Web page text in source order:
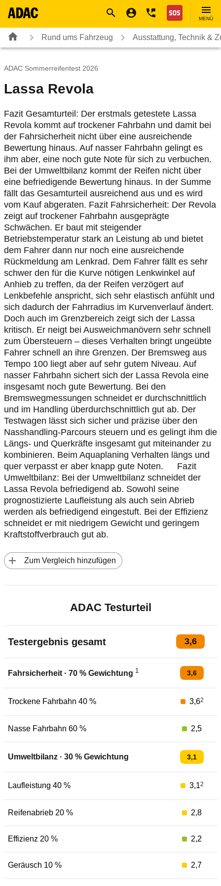
Nothilfe
MENÜ
Rund ums Fahrzeug Ausstattung, Technik &
ADAC Sommerreifentest 2026
Lassa Revola
Zum Vergleich hinzufügen
Fazit Gesamturteil: Der erstmals getestete Lassa
Revola kommt auf trockener Fahrbahn und damit bei
der Fahrsicherheit nicht über eine ausreichende
Bewertung hinaus. Auf nasser Fahrbahn gelingt es
ihm aber, eine noch gute Note für sich zu verbuchen.
Bei der Umweltbilanz kommt der Reifen nicht über
eine befriedigende Bewertung hinaus. In der Summe
fällt das Gesamturteil ausreichend aus und es wird
vom Kauf abgeraten. Fazit Fahrsicherheit: Der Revola
zeigt auf trockener Fahrbahn ausgeprägte
Schwächen. Er baut mit steigender
Betriebstemperatur stark an Leistung ab und bietet
dem Fahrer dann nur noch eine ausreichende
Rückmeldung am Lenkrad. Dem Fahrer fällt es sehr
schwer den für die Kurve nötigen Lenkwinkel auf
Anhieb zu treffen, da der Reifen verzögert auf
Lenkbefehle anspricht, sich sehr elastisch anfühlt und
sich dadurch der Fahrradius im Kurvenverlauf ändert.
Doch auch im Grenzbereich zeigt sich der Lassa
kritisch. Er neigt bei Ausweichmanövern sehr schnell
zum Übersteuern – dieses Verhalten bringt ungeübte
Fahrer schnell an ihre Grenzen. Der Bremsweg aus
Tempo 100 liegt aber auf sehr gutem Niveau. Auf
nasser Fahrbahn sichert sich der Lassa Revola eine
insgesamt noch gute Bewertung. Bei den
Bremswegmessungen schneidet er durchschnittlich
und im Handling überdurchschnittlich gut ab. Der
Testwagen lässt sich sicher und präzise über den
Nasshandling-Parcours steuern und es gelingt ihm die
Längs- und Querkräfte insgesamt gut miteinander zu
kombinieren. Beim Aquaplaning Verhalten längs und
quer verpasst er aber knapp gute Noten. Fazit
Umweltbilanz: Bei der Umweltbilanz schneidet der
Lassa Revola befriedigend ab. Sowohl seine
prognostizierte Laufleistung als auch sein Abrieb
werden als befriedigend eingestuft. Bei der Effizienz
schneidet er mit niedrigem Gewicht und geringem
Kraftstoffverbrauch gut ab.
ADAC Testurteil
Testergebnis gesamt 3,6
Fahrsicherheit · 70 % Gewichtung 1 3,6
Trockene Fahrbahn 40 % 3,62
Nasse Fahrbahn 60 % 2,5
Umweltbilanz · 30 % Gewichtung 3,1
Laufleistung 40 % 3,12
Reifenabrieb 20 % 2,8
Effizienz 20 % 2,2
Geräusch 10 % 2,7